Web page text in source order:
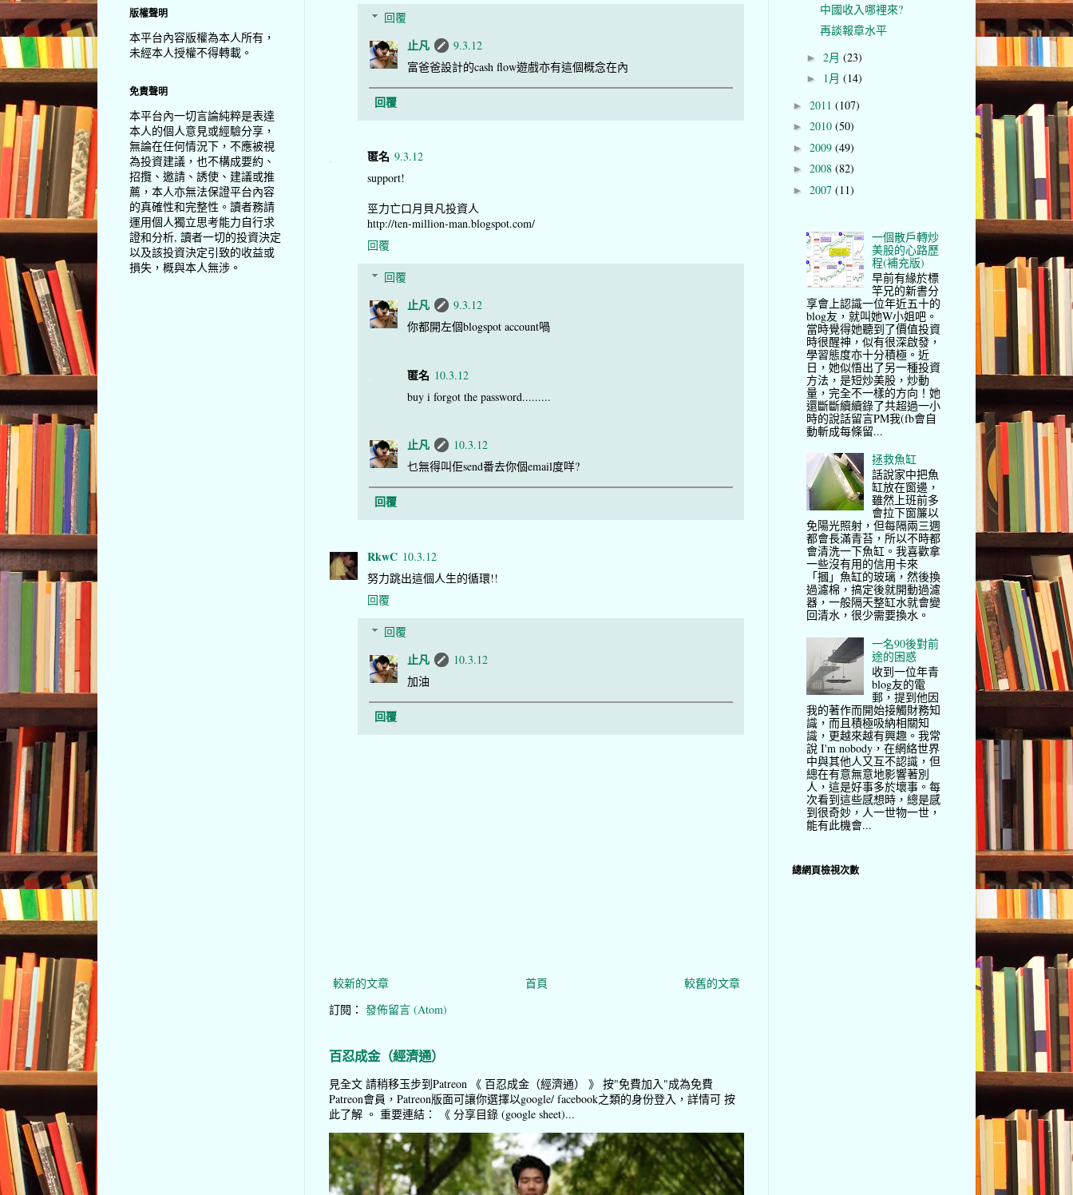
回覆
止凡
9.3.12
富爸爸設計的cash flow遊戲亦有這個概念在內
回覆
匿名 9.3.12
support!
巠力亡口月貝凡投資人
http://ten-million-man.blogspot.com/
回覆
回覆
止凡
9.3.12
你都開左個blogspot account喎
匿名 10.3.12
buy i forgot the password.........
止凡
10.3.12
乜無得叫佢send番去你個email度咩?
回覆
RkwC 10.3.12
努力跳出這個人生的循環!!
回覆
回覆
止凡
10.3.12
加油
回覆
較新的文章 較舊的文章
首頁
訂閱： 發佈留言 (Atom)
百忍成金（經濟通）
見全文 請稍移玉步到Patreon 《 百忍成金（經濟通） 》 按"免費加入"成為免費
Patreon會員，Patreon版面可讓你選擇以google/ facebook之類的身份登入，詳情可 按
此了解 。 重要連結： 《 分享目錄 (google sheet)...
版權聲明
本平台內容版權為本人所有，
未經本人授權不得轉載。
免責聲明
本平台內一切言論純粹是表達
本人的個人意見或經驗分享，
無論在任何情況下，不應被視
為投資建議，也不構成要約、
招攬、邀請、誘使、建議或推
薦，本人亦無法保證平台內容
的真確性和完整性。讀者務請
運用個人獨立思考能力自行求
證和分析, 讀者一切的投資決定
以及該投資決定引致的收益或
損失，概與本人無涉。
中國收入哪裡來?
再談報章水平
► 2月 (23)
► 1月 (14)
► 2011 (107)
► 2010 (50)
► 2009 (49)
► 2008 (82)
► 2007 (11)
一個散戶轉炒
美股的心路歷
程(補充版)
早前有緣於標
竿兄的新書分
享會上認識一位年近五十的
blog友，就叫她W小姐吧。
當時覺得她聽到了價值投資
時很醒神，似有很深啟發，
學習態度亦十分積極。近
日，她似悟出了另一種投資
方法，是短炒美股，炒動
量，完全不一樣的方向！她
還斷斷續續錄了共超過一小
時的說話留言PM我(fb會自
動斬成每條留...
拯救魚缸
話說家中把魚
缸放在窗邊，
雖然上班前多
會拉下窗簾以
免陽光照射，但每隔兩三週
都會長滿青苔，所以不時都
會清洗一下魚缸。我喜歡拿
一些沒有用的信用卡來
「摑」魚缸的玻璃，然後換
過濾棉，搞定後就開動過濾
器，一般隔天整缸水就會變
回清水，很少需要換水。
一名90後對前
途的困惑
收到一位年青
blog友的電
郵，提到他因
我的著作而開始接觸財務知
識，而且積極吸納相關知
識，更越來越有興趣。我常
說 I'm nobody，在網絡世界
中與其他人又互不認識，但
總在有意無意地影響著別
人，這是好事多於壞事。每
次看到這些感想時，總是感
到很奇妙，人一世物一世，
能有此機會...
總網頁檢視次數